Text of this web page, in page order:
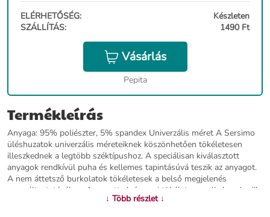
ELÉRHETŐSÉG:
Készleten
SZÁLLÍTÁS:
1490 Ft
Vásárlás
Pepita
Termékleírás
Anyaga: 95% poliészter, 5% spandex Univerzális méret A Sersimo
üléshuzatok univerzális méreteiknek köszönhetően tökéletesen
illeszkednek a legtöbb széktípushoz. A speciálisan kiválasztott
anyagok rendkívül puha és kellemes tapintásúvá teszik az anyagot.
A nem áttetsző burkolatok tökéletesek a belső megjelenés
megváltoztatásához. A varrott alsó gumi tökéletesen alkalmazkodik
a különböző székekhez, így az anyag használat közben nem mozog.
↓ Több részlet ↓